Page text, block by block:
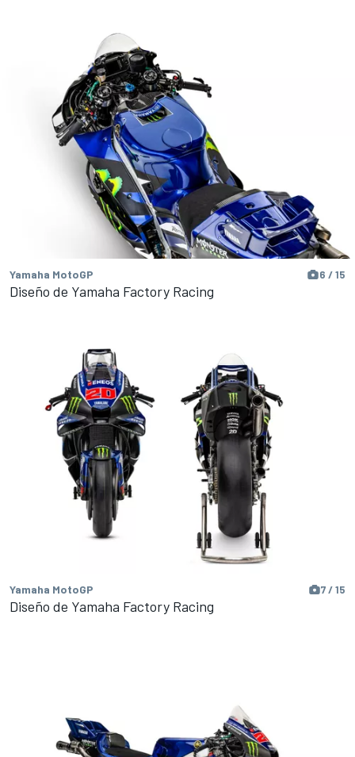
Yamaha MotoGP 6 / 15
Diseño de Yamaha Factory Racing
Yamaha MotoGP 7 / 15
Diseño de Yamaha Factory Racing